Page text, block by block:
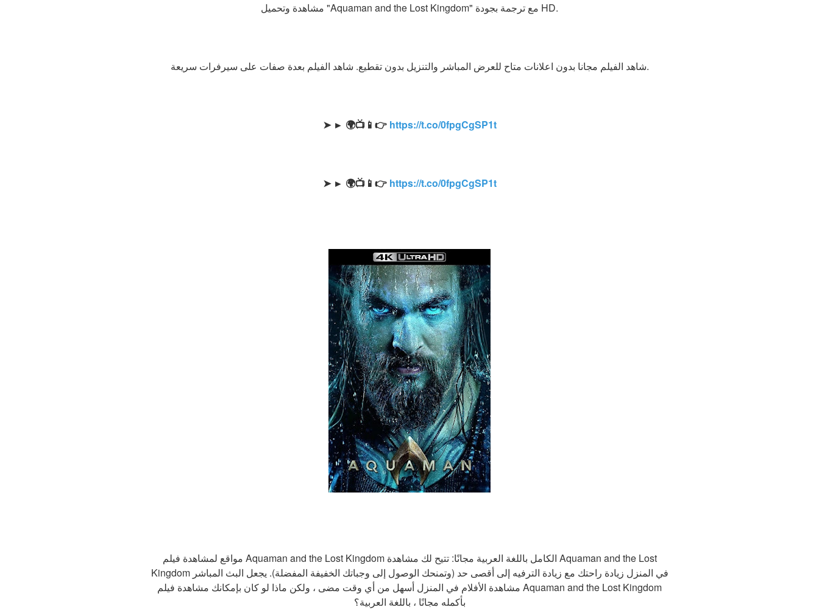
مشاهدة وتحميل "Aquaman and the Lost Kingdom" مع ترجمة بجودة HD.
شاهد الفيلم مجانا بدون اعلانات متاح للعرض المباشر والتنزيل بدون تقطيع. شاهد الفيلم بعدة صفات على سيرفرات سريعة.
➤ ► 🌍📺📱👉 https://t.co/0fpgCgSP1t
➤ ► 🌍📺📱👉 https://t.co/0fpgCgSP1t
مواقع لمشاهدة فيلم Aquaman and the Lost Kingdom الكامل باللغة العربية مجانًا: تتيح لك مشاهدة Aquaman and the Lost
Kingdom في المنزل زيادة راحتك مع زيادة الترفيه إلى أقصى حد (وتمنحك الوصول إلى وجباتك الخفيفة المفضلة). يجعل البث المباشر
مشاهدة الأفلام في المنزل أسهل من أي وقت مضى ، ولكن ماذا لو كان بإمكانك مشاهدة فيلم Aquaman and the Lost Kingdom
بأكمله مجانًا ، باللغة العربية؟